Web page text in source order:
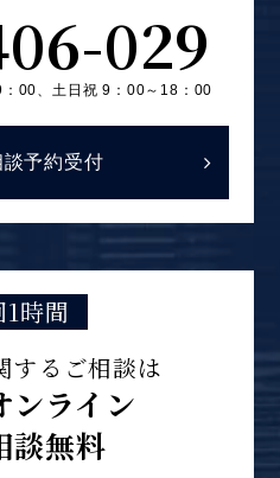
029
00、 土日祝 9：00～18：00
談予約受付
1時間
するご相談は
ンライン
談無料